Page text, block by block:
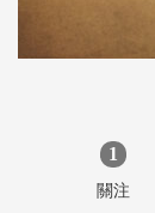
1
關注